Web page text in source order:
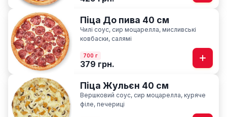
Піца До пива 40 см
Чилі соус, сир моцарелла, мисливські
ковбаски, салямі
700 г
379 грн.
Піца Жульєн 40 см
Вершковий соус, сир моцарелла, куряче
філе, печериці